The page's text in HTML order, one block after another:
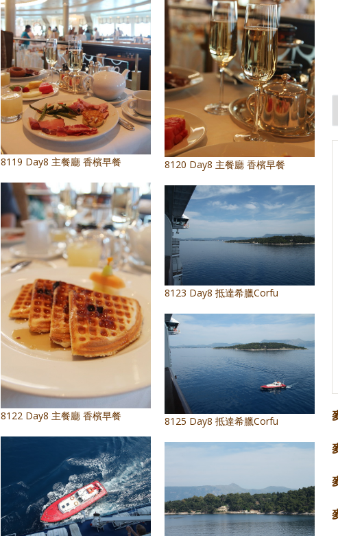
8119 Day8 主餐廳 香檳早餐 8120 Day8 主餐廳 香檳早餐
8122 Day8 主餐廳 香檳早餐
8123 Day8 抵達希臘Corfu
8125 Day8 抵達希臘Corfu